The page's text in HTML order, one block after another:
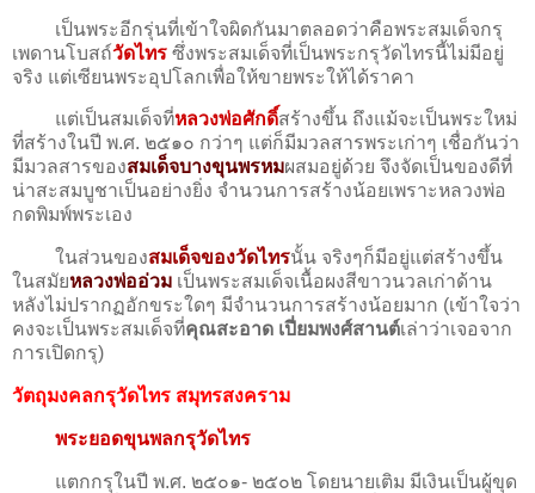
เป็นพระอีกรุ่นที่เข้าใจผิดกันมาตลอดว่าคือพระสมเด็จกรุ
เพดานโบสถ์วัดไทร ซึ่งพระสมเด็จที่เป็นพระกรุวัดไทรนี้ไม่มีอยู่
จริง แต่เซียนพระอุปโลกเพื่อให้ขายพระให้ได้ราคา
แต่เป็นสมเด็จที่หลวงพ่อศักดิ์สร้างขึ้น ถึงแม้จะเป็นพระใหม่
ที่สร้างในปี พ.ศ. ๒๕๑๐ กว่าๆ แต่ก็มีมวลสารพระเก่าๆ เชื่อกันว่า
มีมวลสารของสมเด็จบางขุนพรหมผสมอยู่ด้วย จึงจัดเป็นของดีที่
น่าสะสมบูชาเป็นอย่างยิ่ง จำนวนการสร้างน้อยเพราะหลวงพ่อ
กดพิมพ์พระเอง
ในส่วนของสมเด็จของวัดไทรนั้น จริงๆก็มีอยู่แต่สร้างขึ้น
ในสมัยหลวงพ่ออ่วม เป็นพระสมเด็จเนื้อผงสีขาวนวลเก่าด้าน
หลังไม่ปรากฏอักขระใดๆ มีจำนวนการสร้างน้อยมาก (เข้าใจว่า
คงจะเป็นพระสมเด็จที่คุณสะอาด เปี่ยมพงศ์สานต์เล่าว่าเจอจาก
การเปิดกรุ)
วัตถุมงคลกรุวัดไทร สมุทรสงคราม
พระยอดขุนพลกรุวัดไทร
แตกกรุในปี พ.ศ. ๒๕๐๑- ๒๕๐๒ โดยนายเติม มีเงินเป็นผู้ขุด